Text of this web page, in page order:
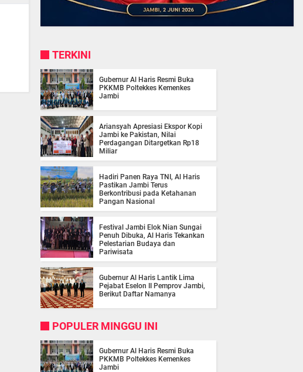
TERKINI
Gubernur Al Haris Resmi Buka
PKKMB Poltekkes Kemenkes
Jambi
Ariansyah Apresiasi Ekspor Kopi
Jambi ke Pakistan, Nilai
Perdagangan Ditargetkan Rp18
Miliar
Hadiri Panen Raya TNI, Al Haris
Pastikan Jambi Terus
Berkontribusi pada Ketahanan
Pangan Nasional
Festival Jambi Elok Nian Sungai
Penuh Dibuka, Al Haris Tekankan
Pelestarian Budaya dan
Pariwisata
Gubernur Al Haris Lantik Lima
Pejabat Eselon II Pemprov Jambi,
Berikut Daftar Namanya
POPULER MINGGU INI
Gubernur Al Haris Resmi Buka
PKKMB Poltekkes Kemenkes
Jambi